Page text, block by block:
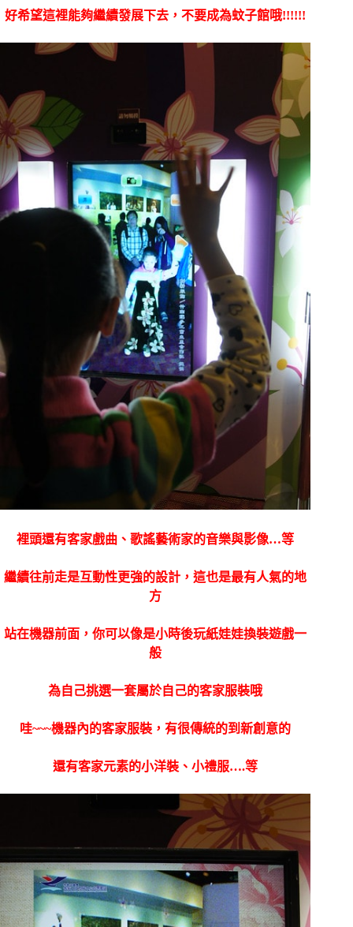
好希望這裡能夠繼續發展下去，不要成為蚊子館哦!!!!!!
裡頭還有客家戲曲、歌謠藝術家的音樂與影像…等
繼續往前走是互動性更強的設計，這也是最有人氣的地
方
站在機器前面，你可以像是小時後玩紙娃娃換裝遊戲一
般
為自己挑選一套屬於自己的客家服裝哦
哇~~~機器內的客家服裝，有很傳統的到新創意的
還有客家元素的小洋裝、小禮服….等